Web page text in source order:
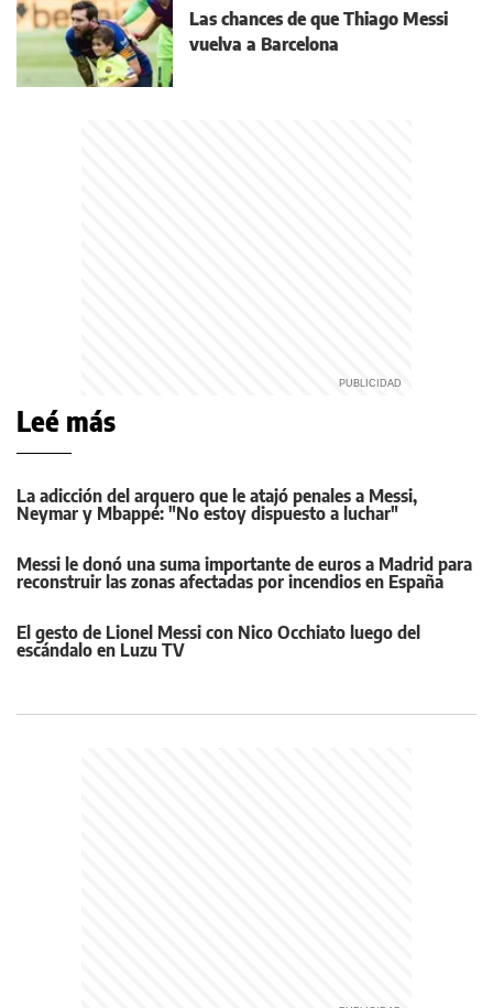
Las chances de que Thiago Messi
vuelva a Barcelona
Leé más
La adicción del arquero que le atajó penales a Messi,
Neymar y Mbappé: "No estoy dispuesto a luchar"
Messi le donó una suma importante de euros a Madrid para
reconstruir las zonas afectadas por incendios en España
El gesto de Lionel Messi con Nico Occhiato luego del
escándalo en Luzu TV